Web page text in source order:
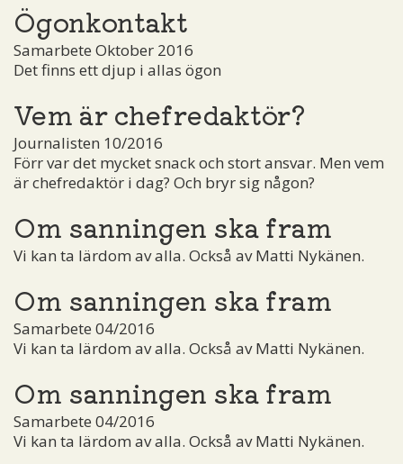
Ögonkontakt
Samarbete Oktober 2016
Det finns ett djup i allas ögon
Vem är chefredaktör?
Journalisten 10/2016
Förr var det mycket snack och stort ansvar. Men vem
är chefredaktör i dag? Och bryr sig någon?
Om sanningen ska fram
Vi kan ta lärdom av alla. Också av Matti Nykänen.
Om sanningen ska fram
Samarbete 04/2016
Vi kan ta lärdom av alla. Också av Matti Nykänen.
Om sanningen ska fram
Samarbete 04/2016
Vi kan ta lärdom av alla. Också av Matti Nykänen.